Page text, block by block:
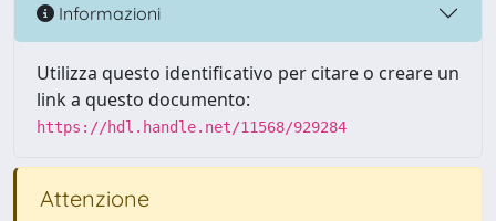
Informazioni
Utilizza questo identificativo per citare o creare un
link a questo documento:
https://hdl.handle.net/11568/929284
Attenzione